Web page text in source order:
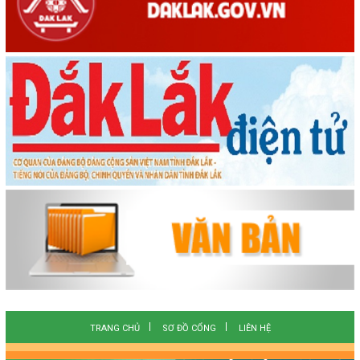
TRANG CHỦ SƠ ĐỒ CỔNG LIÊN HỆ